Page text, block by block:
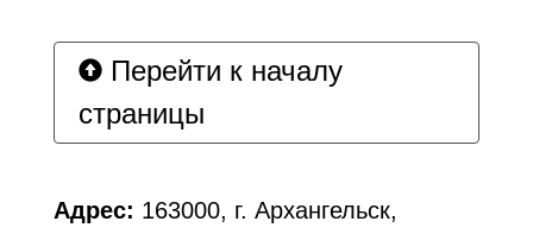
Перейти к началу
страницы
Адрес: 163000, г. Архангельск,